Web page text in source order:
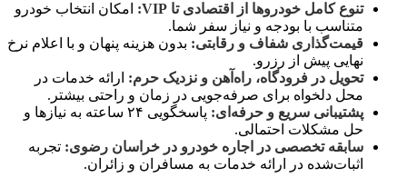
تنوع کامل خودروها از اقتصادی تا VIP:
امکان انتخاب خودرو
متناسب با بودجه و نیاز سفر شما.
قیمت‌گذاری شفاف و رقابتی: بدون هزینه پنهان و با اعلام نرخ
نهایی پیش از رزرو.
تحویل در فرودگاه، راه‌آهن و نزدیک حرم: ارائه خدمات در
محل دلخواه برای صرفه‌جویی در زمان و راحتی بیشتر.
پشتیبانی سریع و حرفه‌ای:
پاسخگویی ۲۴ ساعته به نیازها و
حل مشکلات احتمالی.
سابقه تخصصی در اجاره خودرو در خراسان رضوی: تجربه
اثبات‌شده در ارائه خدمات به مسافران و زائران.